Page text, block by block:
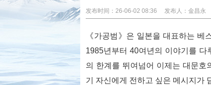
发布时间： 26-06-02 08:36 发布人： 金昌永
《가공범》은 일본을 대표하는 베
1985년부터 40여년의 이야기를
의 한계를 뛰여넘어 이제는 대문
기 자신에게 전하고 싶은 메시지가